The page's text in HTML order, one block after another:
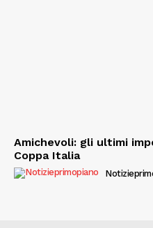
Amichevoli: gli ultimi
Coppa Italia